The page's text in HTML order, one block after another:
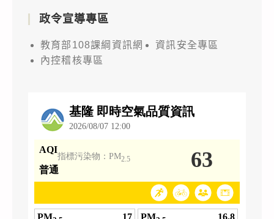
政令宣導專區
教育部108課綱資訊網
資訊安全專區
內控稽核專區